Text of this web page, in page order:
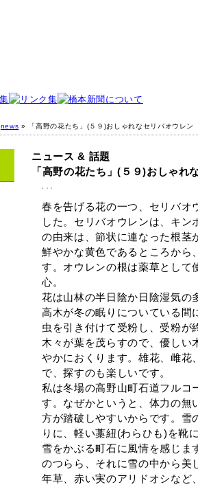
news » 「高野の花たち」(５９)おしゃれなセリバオウレン
ニュース & 話題
「高野の花たち」(５９)おしゃれ
春を告げる花の一つ、セリバオ
した。セリバオウレンは、キ
の由来は、節状に連なった根茎
鮮やかな黄色であるところから
す。オウレンの根は薬草として
心。
花は山林の半日陰か日陰湿気の
高木が冬の眠りについている間
虫を引き付けて受粉し、受粉が
木々が葉を茂らすので、優しい
やかにおくります。雄花、雌花
で、探すのも楽しいです。
私は冬場の高野山町石道フルコ
す。なぜかというと、体力の無
方が踏破しやすいからです。雪
りに、軽い藁紐(わらひも)を靴
雪をかぶる町石に風情を感じま
のつらら、それに雪の中から美
年草、赤い実のアリドオシなど